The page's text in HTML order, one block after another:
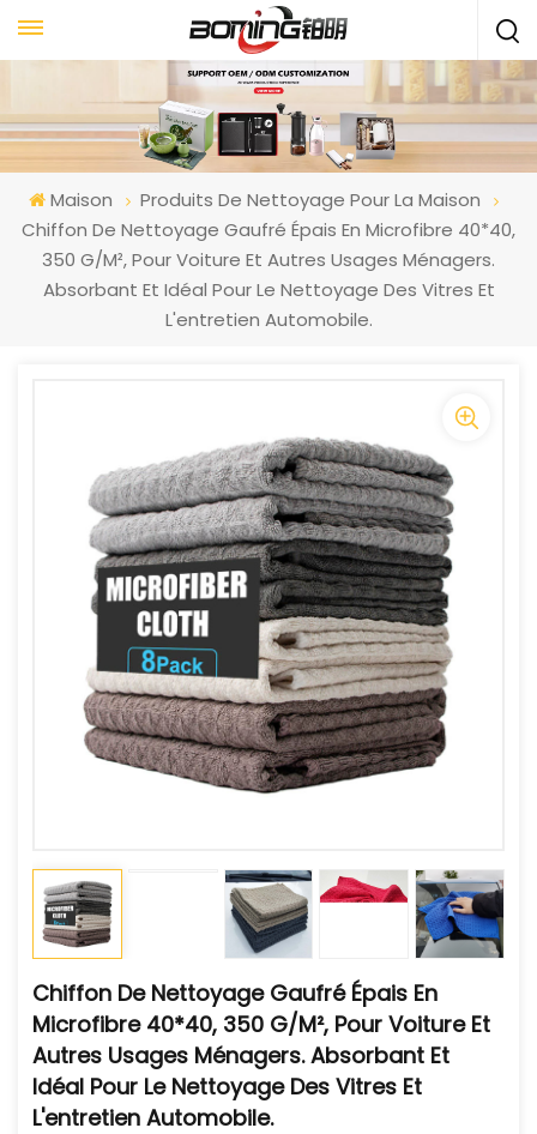
Maison
Produits De Nettoyage Pour La Maison
Chiffon De Nettoyage Gaufré Épais En Microfibre 40*40,
350 G/m², Pour Voiture Et Autres Usages Ménagers.
Absorbant Et Idéal Pour Le Nettoyage Des Vitres Et
L'entretien Automobile.
Chiffon De Nettoyage Gaufré Épais En
Microfibre 40*40, 350 G/m², Pour Voiture Et
Autres Usages Ménagers. Absorbant Et
Idéal Pour Le Nettoyage Des Vitres Et
L'entretien Automobile.